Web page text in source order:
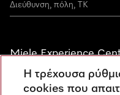
Miele Experience
Ανακαλύψτε τα Miele
Η τρέχουσα
cookies που